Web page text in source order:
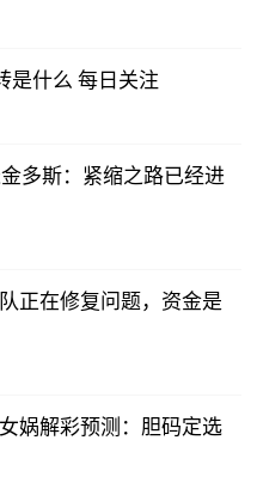
是什么 每日关注
多斯：紧缩之路已经进
正在修复问题，资金是
娲解彩预测：胆码定选